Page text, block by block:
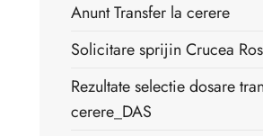
Anunt Transfer la cerere
Solicitare sprijin Crucea
Rezultate selectie dosare
cerere_DAS